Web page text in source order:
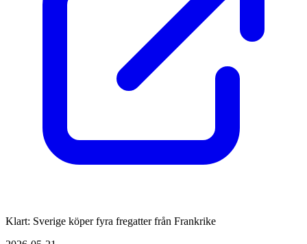
Klart: Sverige köper fyra fregatter från Frankrike